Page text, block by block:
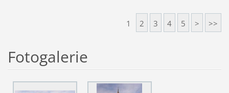
1 2 3 4 5 > >>
Fotogalerie